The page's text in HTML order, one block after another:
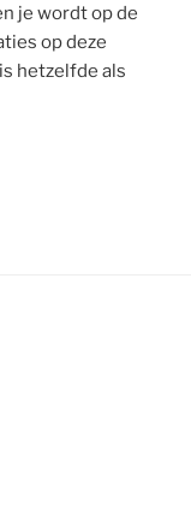
je wordt op de
op deze
hetzelfde als